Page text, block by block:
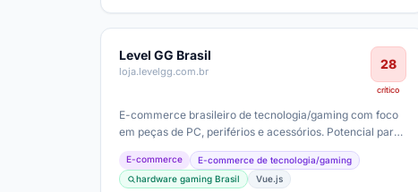
Level GG Brasil
loja.levelgg.com.br 28
crítico
E-commerce brasileiro de tecnologia/gaming com foco
em peças de PC, periférios e acessórios. Potencial para
margens moderadas a altas com…
E-commerce
E-commerce de tecnologia/gaming
hardware gaming Brasil
Vue.js